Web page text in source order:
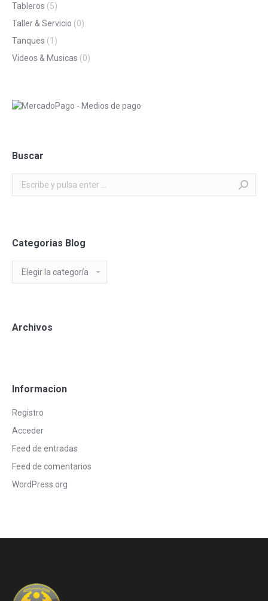
Tableros (5)
Taller & Servicio (0)
Tanques (1)
Videos & Musicas (0)
Buscar
Categorias Blog
Blog
Archivos
Informacion
Registro
Acceder
Feed de entradas
Feed de comentarios
WordPress.org